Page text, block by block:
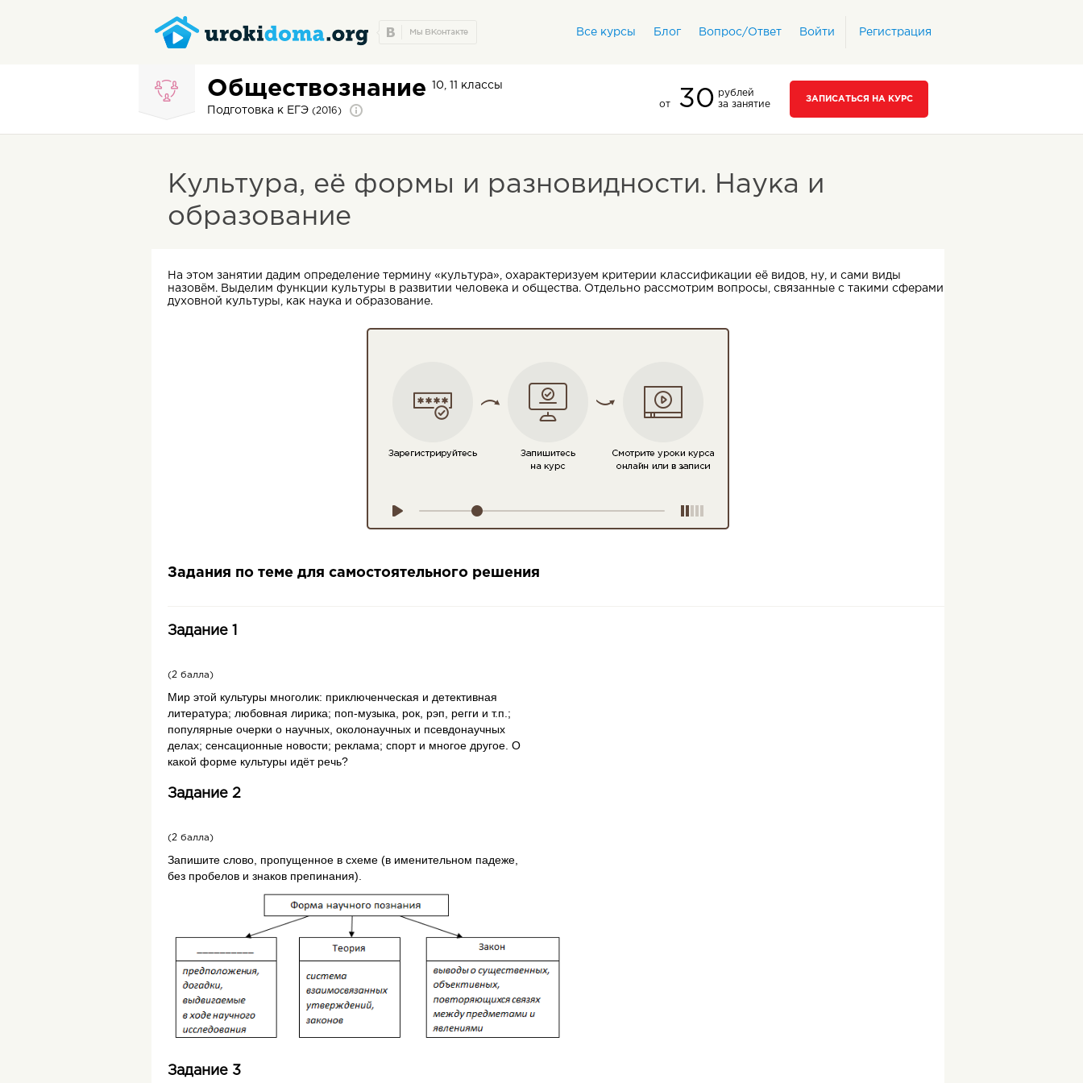
Все курсы Блог Вопрос/Ответ Войти Регистрация
Обществознание 10, 11 классы
Подготовка к ЕГЭ (2016)
от 30 рублей
за занятие
ЗАПИСАТЬСЯ НА КУРС
Культура, её формы и разновидности. Наука и
образование
На этом занятии дадим определение термину «культура», охарактеризуем критерии классификации её видов, ну, и сами виды
назовём. Выделим функции культуры в развитии человека и общества. Отдельно рассмотрим вопросы, связанные с такими сферами
духовной культуры, как наука и образование.
Задания по теме для самостоятельного решения
Задание 1
(2 балла)
Мир этой культуры многолик: приключенческая и детективная
литература; любовная лирика; поп-музыка, рок, рэп, регги и т.п.;
популярные очерки о научных, околонаучных и псевдонаучных
делах; сенсационные новости; реклама; спорт и многое другое. О
какой форме культуры идёт речь?
Задание 2
(2 балла)
Запишите слово, пропущенное в схеме (в именительном падеже,
без пробелов и знаков препинания).
Задание 3